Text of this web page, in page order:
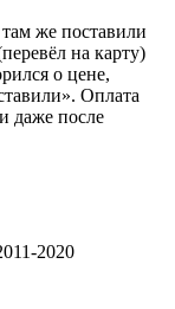
же поставили
на карту)
о цене,
Оплата
даже после
2020